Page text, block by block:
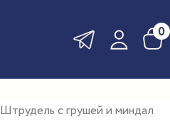
0
Штрудель с грушей и миндалем